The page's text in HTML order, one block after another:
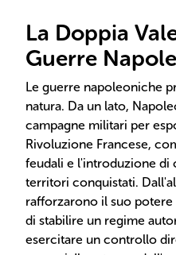
La Doppia
Guerre
Le guerre napoleoniche
natura. Da un lato,
campagne militari per
Rivoluzione Francese,
feudali e l'introduzione di
territori conquistati.
rafforzarono il suo
di stabilire un regime
esercitare un controllo